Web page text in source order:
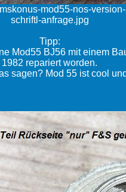
mod55-nos-
schriftl-anfrage.jpg
Tipp:
Mod55 BJ56 mit einem
1982 repariert worden.
sagen? Mod 55 ist cool